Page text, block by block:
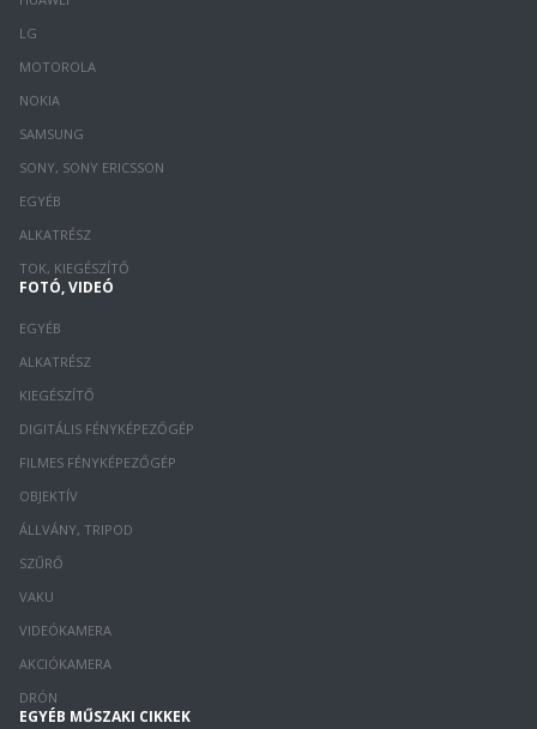
LG
MOTOROLA
NOKIA
SAMSUNG
SONY, SONY ERICSSON
EGYÉB
ALKATRÉSZ
TOK, KIEGÉSZÍTŐ
FOTÓ, VIDEÓ
EGYÉB
ALKATRÉSZ
KIEGÉSZÍTŐ
DIGITÁLIS FÉNYKÉPEZŐGÉP
FILMES FÉNYKÉPEZŐGÉP
OBJEKTÍV
ÁLLVÁNY, TRIPOD
SZŰRŐ
VAKU
VIDEÓKAMERA
AKCIÓKAMERA
DRÓN
EGYÉB MŰSZAKI CIKKEK